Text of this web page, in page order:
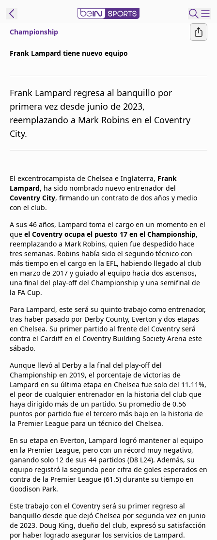
Edition
United States
beIN XTRA
Administrar
Programación
Contáctanos
Championship
Frank Lampard tiene nuevo equipo
Frank Lampard regresa al banquillo por
primera vez desde junio de 2023,
reemplazando a Mark Robins en el Coventry
City.
El excentrocampista de Chelsea e Inglaterra, Frank
Lampard, ha sido nombrado nuevo entrenador del
Coventry City, firmando un contrato de dos años y medio
con el club.
A sus 46 años, Lampard toma el cargo en un momento en el
que el Coventry ocupa el puesto 17 en el Championship,
reemplazando a Mark Robins, quien fue despedido hace
tres semanas. Robins había sido el segundo técnico con
más tiempo en el cargo en la EFL, habiendo llegado al club
en marzo de 2017 y guiado al equipo hacia dos ascensos,
una final del play-off del Championship y una semifinal de
la FA Cup.
Para Lampard, este será su quinto trabajo como entrenador,
tras haber pasado por Derby County, Everton y dos etapas
en Chelsea. Su primer partido al frente del Coventry será
contra el Cardiff en el Coventry Building Society Arena este
sábado.
Aunque llevó al Derby a la final del play-off del
Championship en 2019, el porcentaje de victorias de
Lampard en su última etapa en Chelsea fue solo del 11.11%,
el peor de cualquier entrenador en la historia del club que
haya dirigido más de un partido. Su promedio de 0.56
puntos por partido fue el tercero más bajo en la historia de
la Premier League para un técnico del Chelsea.
En su etapa en Everton, Lampard logró mantener al equipo
en la Premier League, pero con un récord muy negativo,
ganando solo 12 de sus 44 partidos (D8 L24). Además, su
equipo registró la segunda peor cifra de goles esperados en
contra de la Premier League (61.5) durante su tiempo en
Goodison Park.
Este trabajo con el Coventry será su primer regreso al
banquillo desde que dejó Chelsea por segunda vez en junio
de 2023. Doug King, dueño del club, expresó su satisfacción
por haber logrado asegurar los servicios de Lampard.